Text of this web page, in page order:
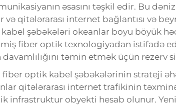
əsasını təşkil edir. Bu
və qitələrarası internet bağlantısı və
kabel şəbəkələri okeanlar boyu böyük
fiber optik texnologiyadan istifadə
təmin etmək üçün rezerv
fiber optik kabel şəbəkələrinin strateji
qitələrarası internet trafikinin
infrastruktur obyekti hesab olunur.